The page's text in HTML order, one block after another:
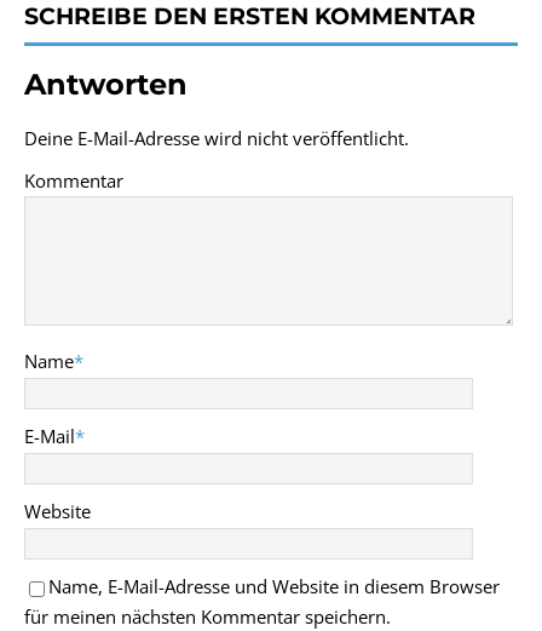
SCHREIBE DEN ERSTEN KOMMENTAR
Antworten
Deine E-Mail-Adresse wird nicht veröffentlicht.
Kommentar
Name*
E-Mail*
Website
Name, E-Mail-Adresse und Website in diesem Browser
für meinen nächsten Kommentar speichern.